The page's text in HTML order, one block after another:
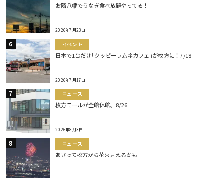
お隣八幡でうなぎ食べ放題やってる！
2026年7月23日
イベント
日本で1台だけ｢クッピーラムネカフェ｣が枚方に！7/18
2026年7月17日
ニュース
枚方モールが全館休館。8/26
2026年8月3日
ニュース
あさって枚方から花火見えるかも